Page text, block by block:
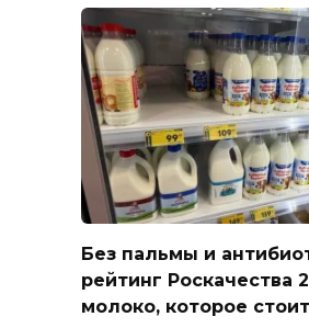
Без пальмы и
рейтинг Роскачества
молоко, которое